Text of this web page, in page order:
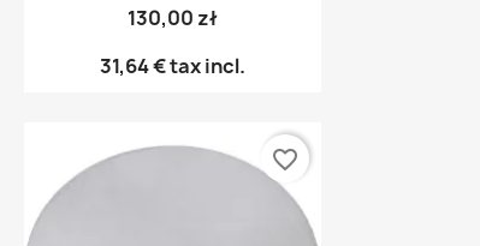
130,00 zł
31,64 €tax incl.
favorite_border